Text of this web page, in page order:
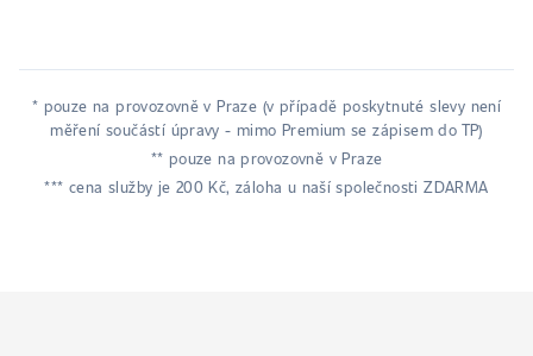
* pouze na provozovně v Praze (v případě poskytnuté slevy není
měření součástí úpravy - mimo Premium se zápisem do TP)
** pouze na provozovně v Praze
*** cena služby je 200 Kč, záloha u naší společnosti ZDARMA